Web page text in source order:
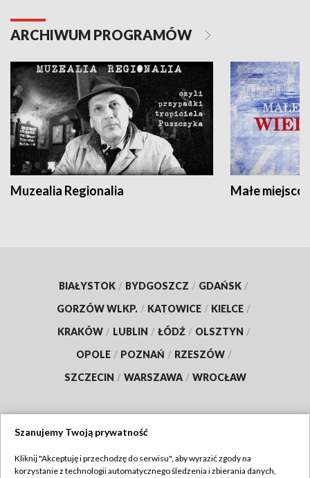
ARCHIWUM PROGRAMÓW
Muzealia Regionalia Małe
BIAŁYSTOK / BYDGOSZCZ / GDAŃSK /
GORZÓW WLKP. / KATOWICE / KIELCE /
KRAKÓW / LUBLIN / ŁÓDŹ / OLSZTYN /
OPOLE / POZNAŃ / RZESZÓW /
SZCZECIN / WARSZAWA / WROCŁAW
TVP
Szanujemy Twoją prywatność
Kliknij "Akceptuję i przechodzę do serwisu", aby wyrazić zgody na
korzystanie z technologii automatycznego śledzenia i zbierania danych,